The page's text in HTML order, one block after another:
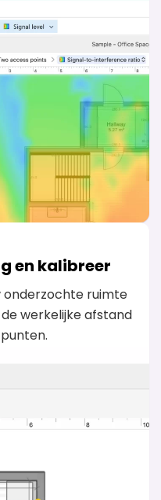
en kalibreer
onderzochte ruimte
werkelijke afstand